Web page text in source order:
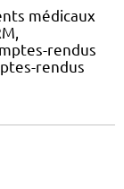
médicaux
rendus
rendus